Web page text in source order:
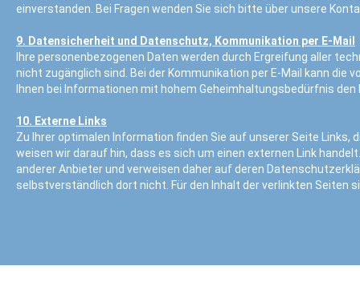
einverstanden. Bei Fragen wenden Sie sich bitte über unsere
9. Datensicherheit und Datenschutz, Kommunikation per E-Mail
Ihre personenbezogenen Daten werden durch Ergreifung aller
nicht zugänglich sind. Bei der Kommunikation per E-Mail kann
Ihnen bei Informationen mit hohem Geheimhaltungsbedürfnis
10. Externe Links
Zu Ihrer optimalen Information finden Sie auf unserer Seite
weisen wir darauf hin, dass es sich um einen externen Link
anderer Anbieter und verweisen daher auf deren
selbstverständlich dort nicht. Für den Inhalt der verlinkten Seiten